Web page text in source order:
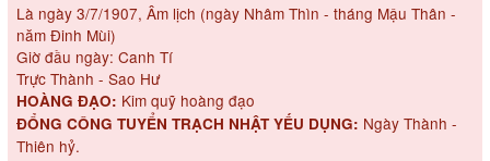
Là ngày 3/7/1907, Âm lịch (ngày Nhâm Thìn - tháng Mậu Thân -
năm Đinh Mùi)
Giờ đầu ngày: Canh Tí
Trực Thành - Sao Hư
HOÀNG ĐẠO: Kim quỹ hoàng đạo
ĐỔNG CÔNG TUYỂN TRẠCH NHẬT YẾU DỤNG: Ngày Thành -
Thiên hỷ.